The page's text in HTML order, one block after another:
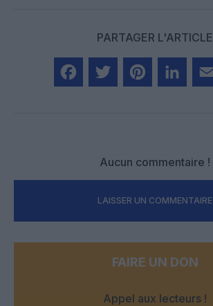
PARTAGER L'ARTICLE
Aucun commentaire !
LAISSER UN COMMENTAIRE
FAIRE UN DON
Appel aux lecteurs !